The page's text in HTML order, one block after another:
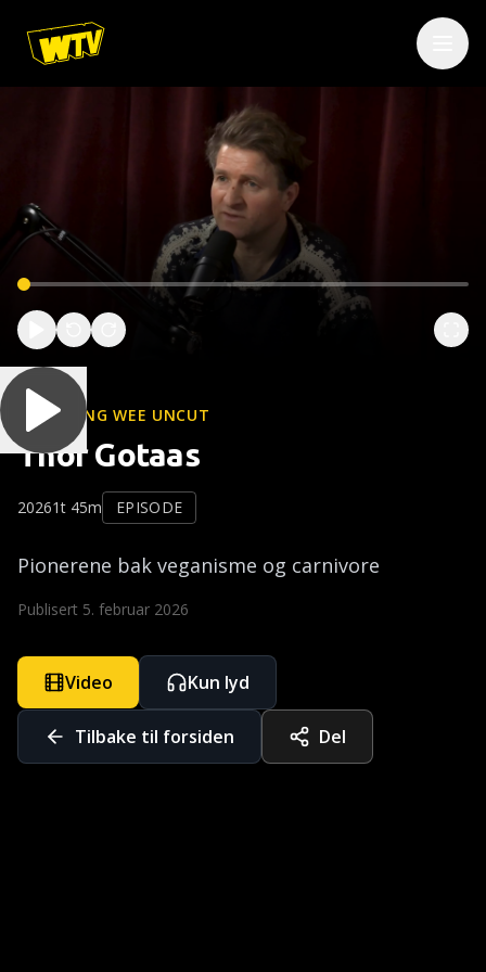
WOLFGANG WEE UNCUT
Thor Gotaas
20261t 45m EPISODE
Pionerene bak veganisme og carnivore
Publisert 5. februar 2026
Video Kun lyd
Tilbake til forsiden Del